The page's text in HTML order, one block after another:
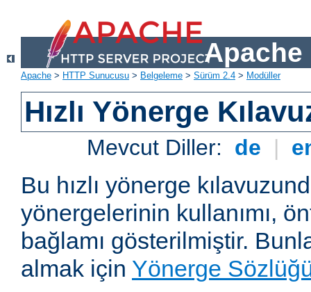
Apache
Apache > HTTP Sunucusu > Belgeleme > Sürüm 2.4 > Modüller
Hızlı Yönerge
Mevcut Diller: de |
Bu hızlı yönerge
yönergelerinin kullanımı,
bağlamı gösterilmiştir.
almak için Yönerge